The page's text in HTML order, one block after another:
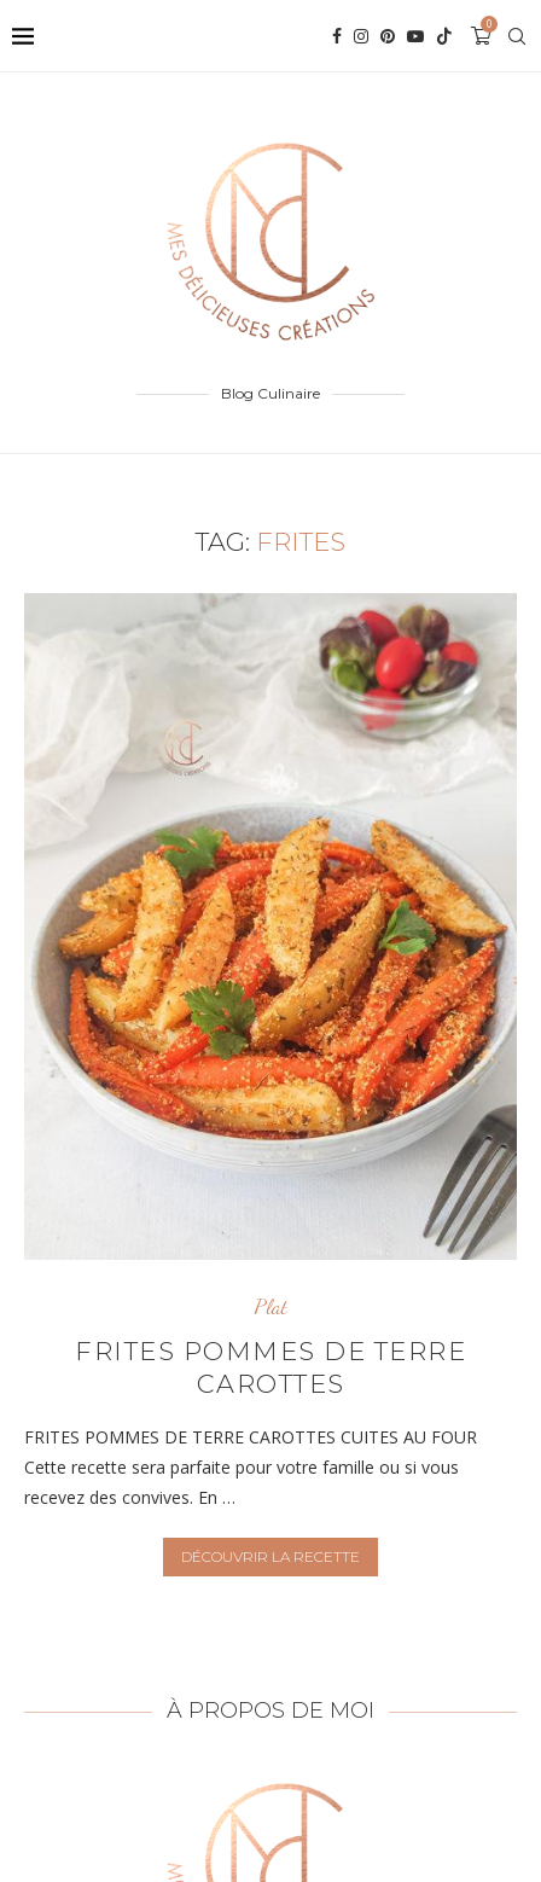
0
Blog Culinaire
TAG: FRITES
Plat
FRITES POMMES DE TERRE
CAROTTES
FRITES POMMES DE TERRE CAROTTES CUITES AU FOUR
Cette recette sera parfaite pour votre famille ou si vous
recevez des convives. En …
DÉCOUVRIR LA RECETTE
À PROPOS DE MOI